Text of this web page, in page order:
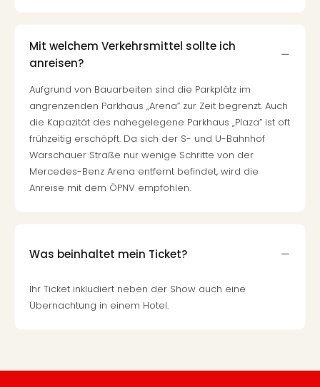
Mit welchem Verkehrsmittel sollte ich
anreisen?
Aufgrund von Bauarbeiten sind die Parkplätz im
angrenzenden Parkhaus „Arena” zur Zeit begrenzt. Auch
die Kapazität des nahegelegene Parkhaus „Plaza” ist oft
frühzeitig erschöpft. Da sich der S- und U-Bahnhof
Warschauer Straße nur wenige Schritte von der
Mercedes-Benz Arena entfernt befindet, wird die
Anreise mit dem ÖPNV empfohlen.
Was beinhaltet mein Ticket?
Ihr Ticket inkludiert neben der Show auch eine
Übernachtung in einem Hotel.